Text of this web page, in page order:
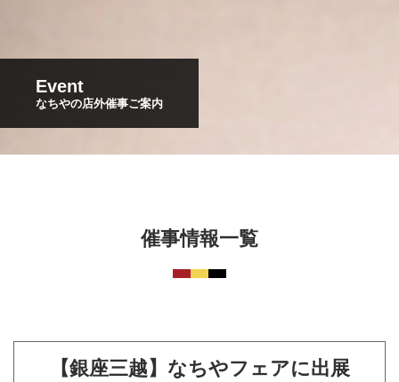
Event
なちやの店外催事ご案内
催事情報一覧
【銀座三越】なちやフェアに出展